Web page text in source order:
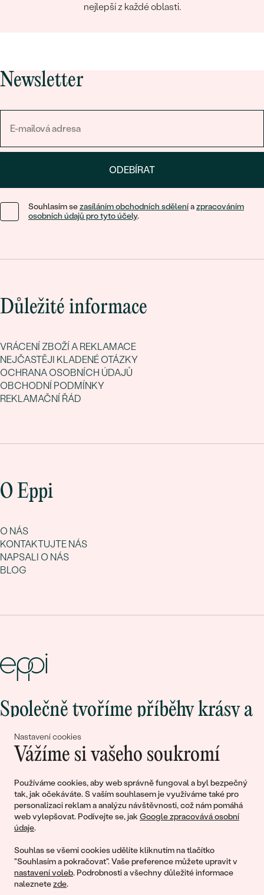
Nastavení cookies
Vážíme si vašeho soukromí
Používáme cookies, aby web správně fungoval a byl bezpečný
tak, jak očekáváte. S vaším souhlasem je využíváme také pro
personalizaci reklam a analýzu návštěvnosti, což nám pomáhá
web vylepšovat. Podívejte se, jak Google zpracovává osobní
údaje.
Souhlas se všemi cookies udělíte kliknutím na tlačítko
"Souhlasím a pokračovat". Vaše preference můžete upravit v
nastavení voleb. Podrobnosti a všechny důležité informace
naleznetezde.
nejlepší z každé oblasti.
Newsletter
ODEBÍRAT
Souhlasím sezasíláním obchodních sděleníazpracováním
osobních údajů pro tyto účely.
Důležité informace
VRÁCENÍ ZBOŽÍ A REKLAMACE
NEJČASTĚJI KLADENÉ OTÁZKY
OCHRANA OSOBNÍCH ÚDAJŮ
OBCHODNÍ PODMÍNKY
REKLAMAČNÍ ŘÁD
O Eppi
O NÁS
KONTAKTUJTE NÁS
NAPSALI O NÁS
BLOG
Společně tvoříme příběhy krásy a
lásky
© 2011 - 2026, Eppi.cz